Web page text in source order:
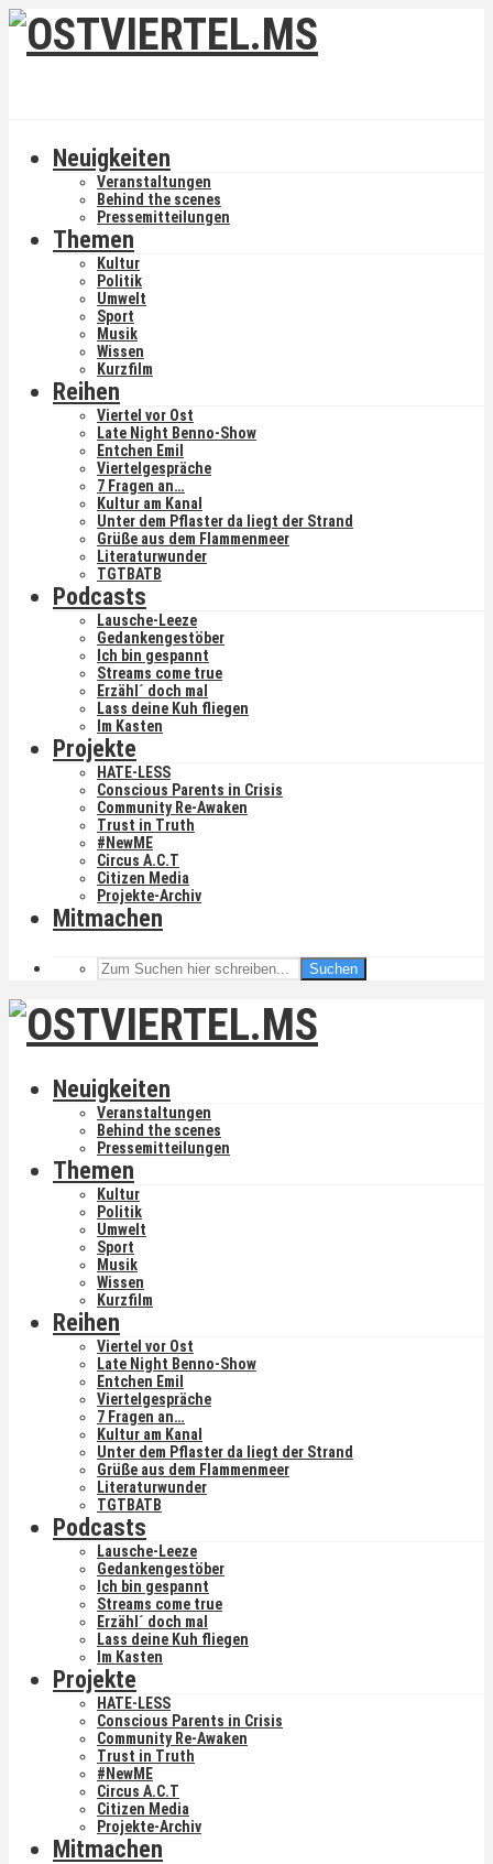
Neuigkeiten
Veranstaltungen
Behind the scenes
Pressemitteilungen
Themen
Kultur
Politik
Umwelt
Sport
Musik
Wissen
Kurzfilm
Reihen
Viertel vor Ost
Late Night Benno-Show
Entchen Emil
Viertelgespräche
7 Fragen an…
Kultur am Kanal
Unter dem Pflaster da liegt der Strand
Grüße aus dem Flammenmeer
Literaturwunder
TGTBATB
Podcasts
Lausche-Leeze
Gedankengestöber
Ich bin gespannt
Streams come true
Erzähl´ doch mal
Lass deine Kuh fliegen
Im Kasten
Projekte
HATE-LESS
Conscious Parents in Crisis
Community Re-Awaken
Trust in Truth
#NewME
Circus A.C.T
Citizen Media
Projekte-Archiv
Mitmachen
Suchen
Neuigkeiten
Veranstaltungen
Behind the scenes
Pressemitteilungen
Themen
Kultur
Politik
Umwelt
Sport
Musik
Wissen
Kurzfilm
Reihen
Viertel vor Ost
Late Night Benno-Show
Entchen Emil
Viertelgespräche
7 Fragen an…
Kultur am Kanal
Unter dem Pflaster da liegt der Strand
Grüße aus dem Flammenmeer
Literaturwunder
TGTBATB
Podcasts
Lausche-Leeze
Gedankengestöber
Ich bin gespannt
Streams come true
Erzähl´ doch mal
Lass deine Kuh fliegen
Im Kasten
Projekte
HATE-LESS
Conscious Parents in Crisis
Community Re-Awaken
Trust in Truth
#NewME
Circus A.C.T
Citizen Media
Projekte-Archiv
Mitmachen